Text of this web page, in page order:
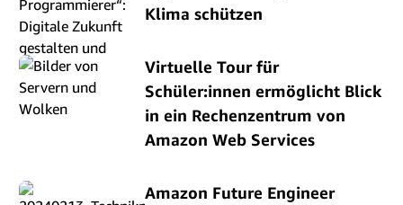
Klima schützen
Virtuelle Tour für
Schüler:innen ermöglicht Blick
in ein Rechenzentrum von
Amazon Web Services
Amazon Future Engineer